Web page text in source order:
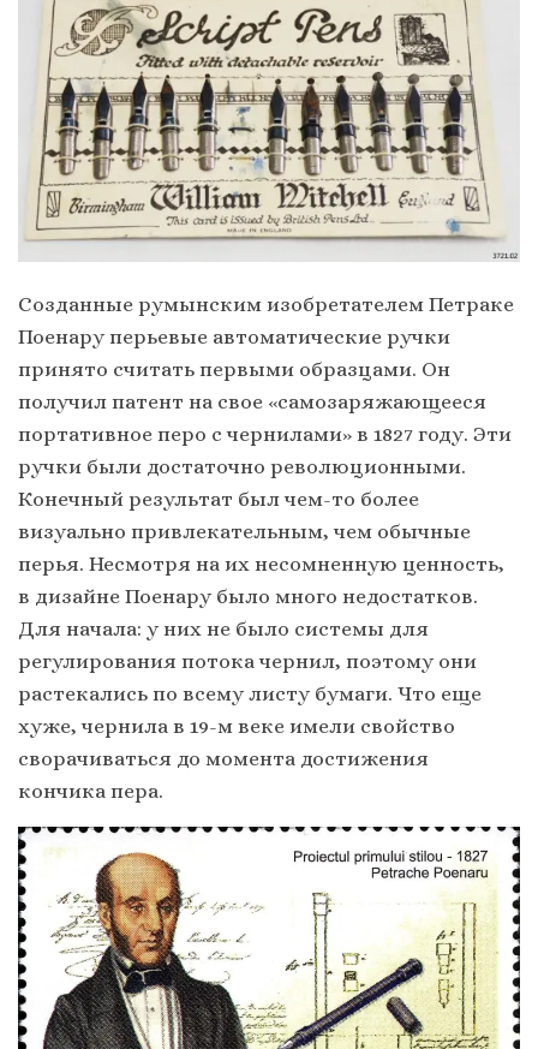
Созданные румынским изобретателем Петраке
Поенару перьевые автоматические ручки
принято считать первыми образцами. Он
получил патент на свое «самозаряжающееся
портативное перо с чернилами» в 1827 году. Эти
ручки были достаточно революционными.
Конечный результат был чем-то более
визуально привлекательным, чем обычные
перья. Несмотря на их несомненную ценность,
в дизайне Поенару было много недостатков.
Для начала: у них не было системы для
регулирования потока чернил, поэтому они
растекались по всему листу бумаги. Что еще
хуже, чернила в 19-м веке имели свойство
сворачиваться до момента достижения
кончика пера.